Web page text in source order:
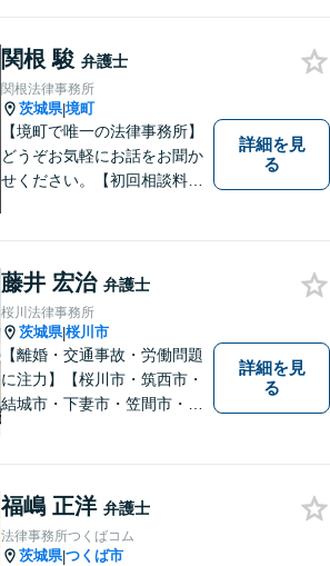
関根 駿 弁護士
関根法律事務所
茨城県|境町
【境町で唯一の法律事務所】
どうぞお気軽にお話をお聞か
せください。【初回相談料無
詳細を見
る
藤井 宏治 弁護士
桜川法律事務所
茨城県|桜川市
【離婚・交通事故・労働問題
に注力】【桜川市・筑西市・
結城市・下妻市・笠間市・真
詳細を見
る
福嶋 正洋 弁護士
法律事務所つくばコム
茨城県|つくば市